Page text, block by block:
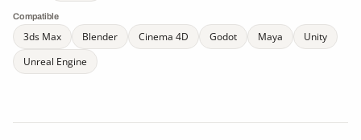
Compatible
3ds Max Blender Cinema 4D Godot Maya
Unity
Unreal Engine